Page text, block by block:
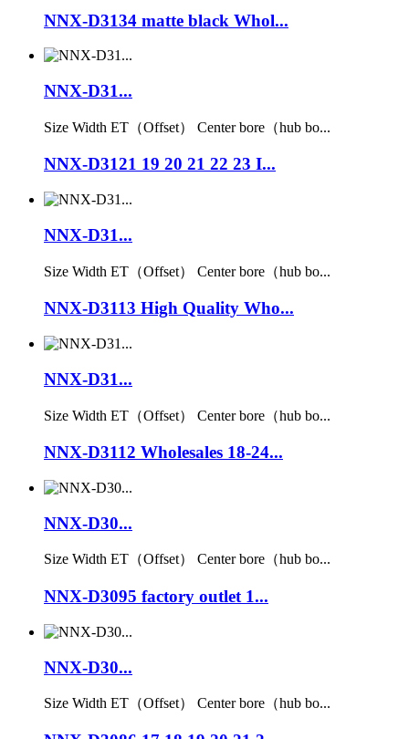
NNX-D3134 matte black Whol...
NNX-D31...
Size Width ET（Offset） Center bore（hub bo...
NNX-D3121 19 20 21 22 23 I...
NNX-D31...
Size Width ET（Offset） Center bore（hub bo...
NNX-D3113 High Quality Who...
NNX-D31...
Size Width ET（Offset） Center bore（hub bo...
NNX-D3112 Wholesales 18-24...
NNX-D30...
Size Width ET（Offset） Center bore（hub bo...
NNX-D3095 factory outlet 1...
NNX-D30...
Size Width ET（Offset） Center bore（hub bo...